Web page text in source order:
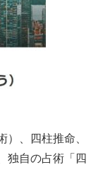
、四柱推命、
独自の占術「四